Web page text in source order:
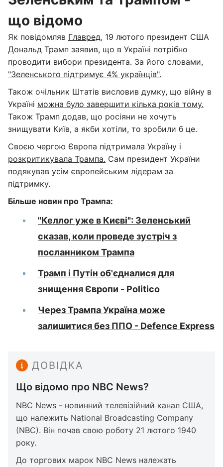
що відомо
Як повідомляв Главред, 19 лютого президент США
Дональд Трамп заявив, що в Україні потрібно
проводити вибори президента. За його словами,
"Зеленського підтримує 4% українців".
Також очільник Штатів висловив думку, що війну в
Україні можна було завершити кілька років тому.
Також Трамп додав, що росіяни не хочуть
знищувати Київ, а якби хотіли, то зробили б це.
Своєю чергою Європа підтримала Україну і
розкритикувала Трампа. Сам президент України
подякував усім європейським лідерам за
підтримку.
Більше новин про Трампа:
"Келлог уже в Києві": Зеленський
сказав, коли проведе зустріч з
посланником Трампа
Трамп і Путін об'єдналися для
знищення Європи - Politico
Через Трампа Україна може
залишитися без ППО - Defence Express
ДОВІДКА
Що відомо про NBC News?
NBC News - новинний телевізійний канал США,
що належить National Broadcasting Company
(NBC). Він почав свою роботу 21 лютого 1940
року.
До торгових марок NBC News належать